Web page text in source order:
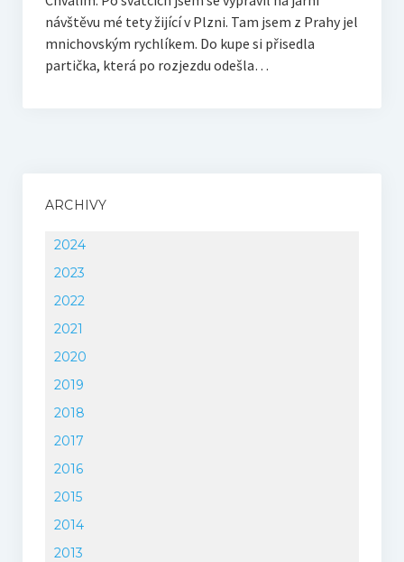
návštěvu mé tety žijící v Plzni. Tam jsem z Prahy jel
mnichovským rychlíkem. Do kupe si přisedla
partička, která po rozjezdu odešla…
ARCHIVY
2024
2023
2022
2021
2020
2019
2018
2017
2016
2015
2014
2013